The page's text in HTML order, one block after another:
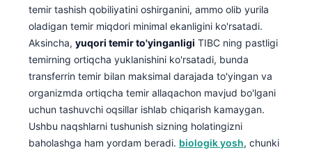
temir tashish qobiliyatini oshirganini, ammo olib yurila
oladigan temir miqdori minimal ekanligini ko'rsatadi.
Aksincha, yuqori temir to'yinganligi TIBC ning pastligi
temirning ortiqcha yuklanishini ko'rsatadi, bunda
transferrin temir bilan maksimal darajada to'yingan va
organizmda ortiqcha temir allaqachon mavjud bo'lgani
uchun tashuvchi oqsillar ishlab chiqarish kamaygan.
Ushbu naqshlarni tushunish sizning holatingizni
baholashga ham yordam beradi. biologik yosh, chunki